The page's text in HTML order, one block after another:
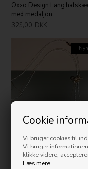
Cookie
Vi bruger cookies til
Vi bruger
klikke videre,
Læs mere
Oxxo Design Lang
med medaljon
329,00 DKK
Oxxo Design Halskæde
Charms
249,00 DKK